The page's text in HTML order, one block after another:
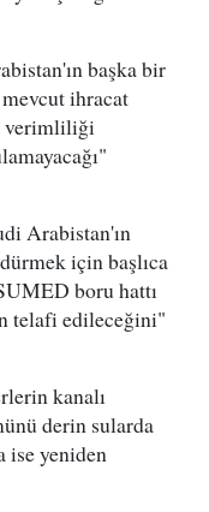
başka bir
ihracat
verimliliği
Arabistan'ın
için başlıca
boru hattı
telafi edileceğini"
kanalı
derin sularda
ise yeniden